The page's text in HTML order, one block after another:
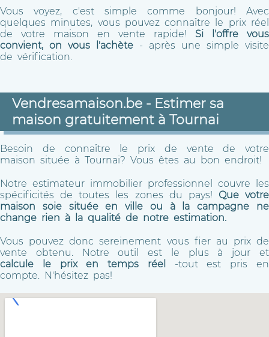
Vous voyez, c'est simple comme bonjour! Avec
quelques minutes, vous pouvez connaître le prix réel
de votre maison en vente rapide! Si l'offre vous
convient, on vous l'achète - après une simple visite
de vérification.
Vendresamaison.be - Estimer sa
maison gratuitement à Tournai
Besoin de connaître le prix de vente de votre
maison située à Tournai? Vous êtes au bon endroit!
Notre estimateur immobilier professionnel couvre les
spécificités de toutes les zones du pays! Que votre
maison soie située en ville ou à la campagne ne
change rien à la qualité de notre estimation.
Vous pouvez donc sereinement vous fier au prix de
vente obtenu. Notre outil est le plus à jour et
calcule le prix en temps réel
-tout est pris en
compte. N'hésitez pas!